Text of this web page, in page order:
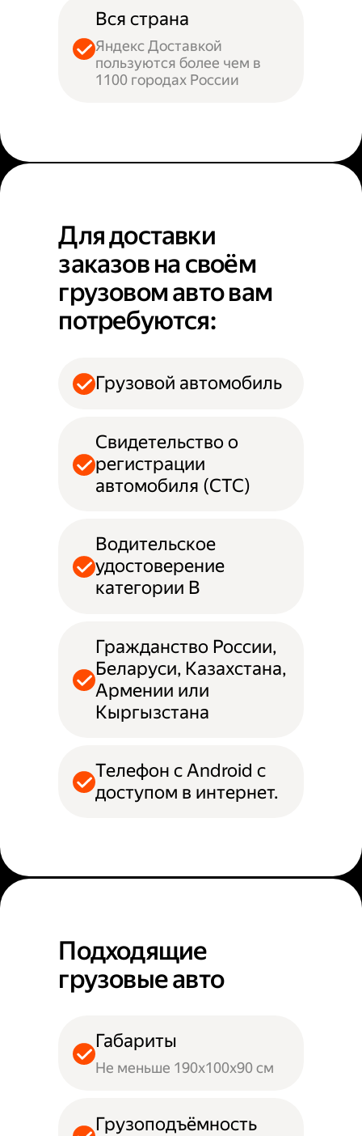
Вся страна
Яндекс Доставкой
пользуются более чем в
1100 городах России
Для доставки
заказов на своём
грузовом авто вам
потребуются:
Грузовой автомобиль
Свидетельство о
регистрации
автомобиля (СТС)
Водительское
удостоверение
категории B
Гражданство России,
Беларуси, Казахстана,
Армении или
Кыргызстана
Телефон с Android с
доступом в интернет.
Подходящие
грузовые авто
Габариты
Не меньше 190х100х90 см
Грузоподъёмность